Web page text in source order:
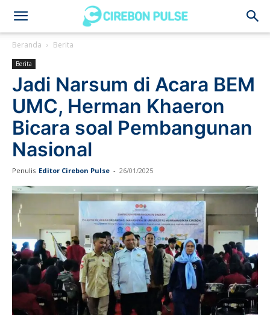
Cirebon
Pulse
Beranda Berita
Berita
Jadi Narsum di Acara BEM
UMC, Herman Khaeron
Bicara soal Pembangunan
Nasional
Penulis Editor Cirebon Pulse - 26/01/2025